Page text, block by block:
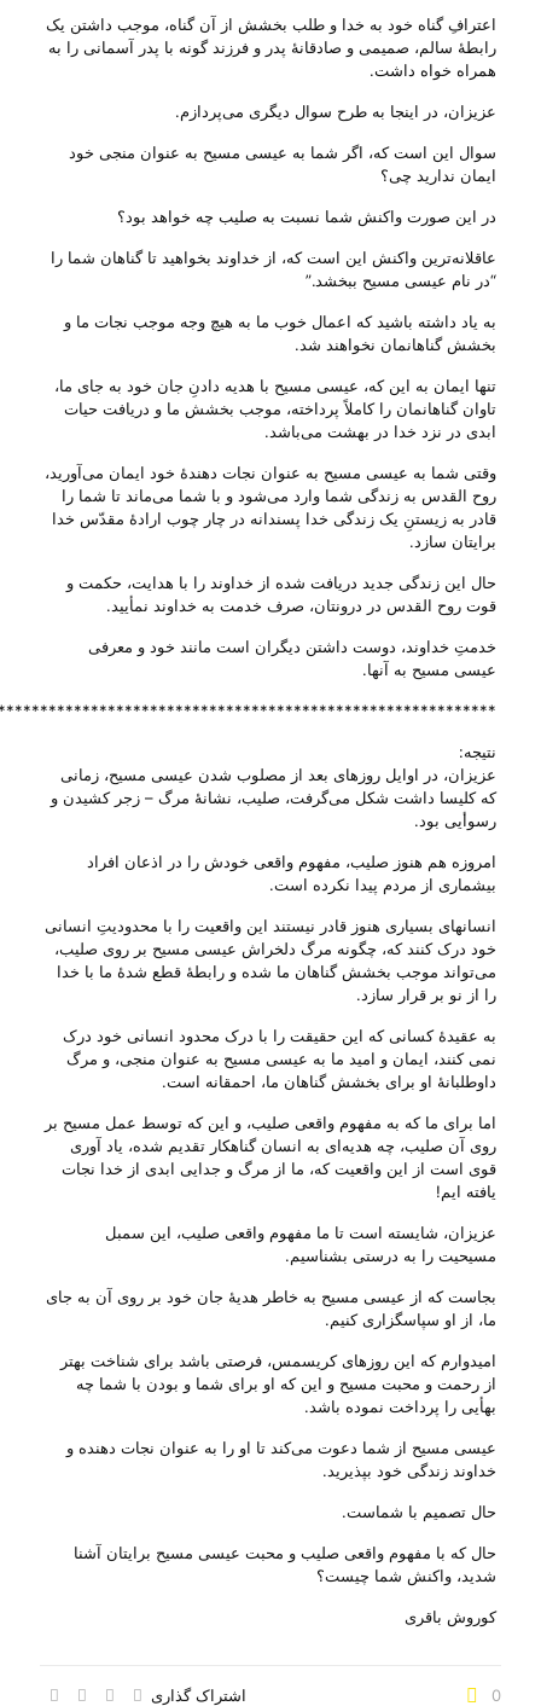
اعترافِ گناه خود به خدا و طلب بخشش از آن گناه، موجب داشتن یک
رابطهٔ سالم، صمیمی و صادقانهٔ پدر و فرزند گونه با پدر آسمانی را به
همراه خواه داشت.
عزیزان، در اینجا به طرح سوال دیگری می‌‌پردازم.
سوال این است که، اگر شما به عیسی مسیح به عنوان منجی خود
ایمان ندارید چی‌؟
در این صورت واکنش شما نسبت به صلیب چه خواهد بود؟
عاقلانه‌ترین واکنش این است که، از خداوند بخواهید تا گناهان شما را
“در نام عیسی مسیح ببخشد.”
به یاد داشته باشید که اعمال خوب ما به هیچ وجه موجب نجات ما و
بخشش گناهانمان نخواهند شد.
تنها ایمان به این که، عیسی مسیح با هدیه دادنِ جان خود به جای ما،
تاوان گناهانمان را کاملاً پرداخته، موجب بخشش ما و دریافت حیات
ابدی در نزد خدا در بهشت می‌‌باشد.
وقتی شما به عیسی مسیح به عنوان نجات دهندهٔ خود ایمان می‌‌آورید،
روح القدس به زندگی شما وارد می‌‌شود و با شما می‌‌ماند تا شما را
قادر به زیستنِ یک زندگی خدا پسندانه در چار چوب ارادهٔ مقدّس خدا
برایتان سازد.
حال این زندگی جدید دریافت شده از خداوند را با هدایت، حکمت و
قوت روح القدس در درونتان، صرف خدمت به خداوند نمأیید.
خدمتِ خداوند، دوست داشتن دیگران است مانند خود و معرفی
عیسی مسیح به آنها.
نتیجه:
عزیزان، در اوایل روزهای بعد از مصلوب شدن عیسی مسیح، زمانی
که کلیسا داشت شکل می‌‌گرفت، صلیب، نشانهٔ مرگ – زجر کشیدن و
رسوأیی بود.
امروزه هم هنوز صلیب، مفهوم واقعی خودش را در اذعان افراد
بیشماری از مردم پیدا نکرده است.
انسانهای بسیاری هنوز قادر نیستند این واقعیت را با محدودیتِ انسانی
خود درک کنند که، چگونه مرگ دلخراش عیسی مسیح بر روی صلیب،
می‌‌تواند موجب بخشش گناهان ما شده و رابطهٔ قطع شدهٔ ما با خدا
را از نو بر قرار سازد.
به عقیدهٔ کسانی که این حقیقت را با درک محدود انسانی خود درک
نمی کنند، ایمان و امید ما به عیسی مسیح به عنوان منجی، و مرگ
داوطلبانهٔ او برای بخشش گناهان ما، احمقانه است.
اما برای ما که به مفهوم واقعی صلیب، و این که توسط عمل مسیح بر
روی آن صلیب، چه هدیه‌ای به انسان گناهکار تقدیم شده، یاد آوری
قوی است از این واقعیت که، ما از مرگ و جدایی ابدی از خدا نجات
یافته ایم!
عزیزان، شایسته است تا ما مفهوم واقعی صلیب، این سمبل
مسیحیت را به درستی بشناسیم.
بجاست که از عیسی مسیح به خاطر هدیهٔ جان خود بر روی آن به جای
ما، از او سپاسگزاری کنیم.
امیدوارم که این روزهای کریسمس، فرصتی باشد برای شناخت بهتر
از رحمت و محبت مسیح و این که او برای شما و بودن با شما چه
بهأیی را پرداخت نموده باشد.
عیسی مسیح از شما دعوت می‌‌کند تا او را به عنوان نجات دهنده و
خداوند زندگی خود بپذیرید.
حال تصمیم با شماست.
حال که با مفهوم واقعی صلیب و محبت عیسی مسیح برایتان آشنا
شدید، واکنش شما چیست؟
کوروش باقری
اشتراک گذاری 0